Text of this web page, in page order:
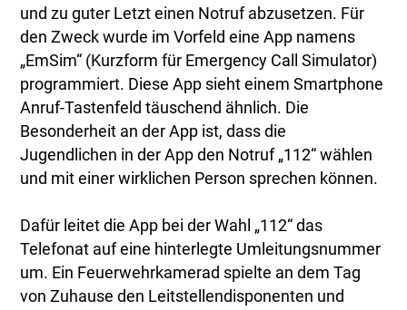
und zu guter Letzt einen Notruf abzusetzen. Für
den Zweck wurde im Vorfeld eine App namens
„EmSim“ (Kurzform für Emergency Call Simulator)
programmiert. Diese App sieht einem Smartphone
Anruf-Tastenfeld täuschend ähnlich. Die
Besonderheit an der App ist, dass die
Jugendlichen in der App den Notruf „112“ wählen
und mit einer wirklichen Person sprechen können.
Dafür leitet die App bei der Wahl „112“ das
Telefonat auf eine hinterlegte Umleitungsnummer
um. Ein Feuerwehrkamerad spielte an dem Tag
von Zuhause den Leitstellendisponenten und